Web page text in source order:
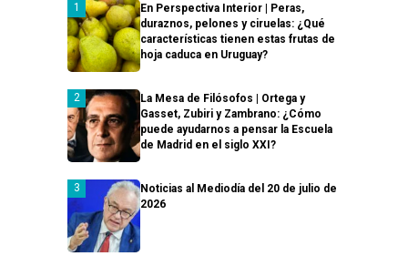
En Perspectiva Interior | Peras,
duraznos, pelones y ciruelas: ¿Qué
características tienen estas frutas de
hoja caduca en Uruguay?
La Mesa de Filósofos | Ortega y
Gasset, Zubiri y Zambrano: ¿Cómo
puede ayudarnos a pensar la Escuela
de Madrid en el siglo XXI?
Noticias al Mediodía del 20 de julio de
2026